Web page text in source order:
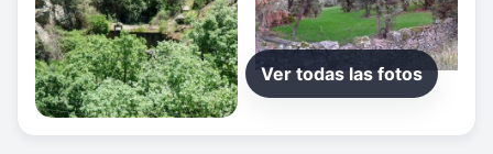
Ver todas las fotos